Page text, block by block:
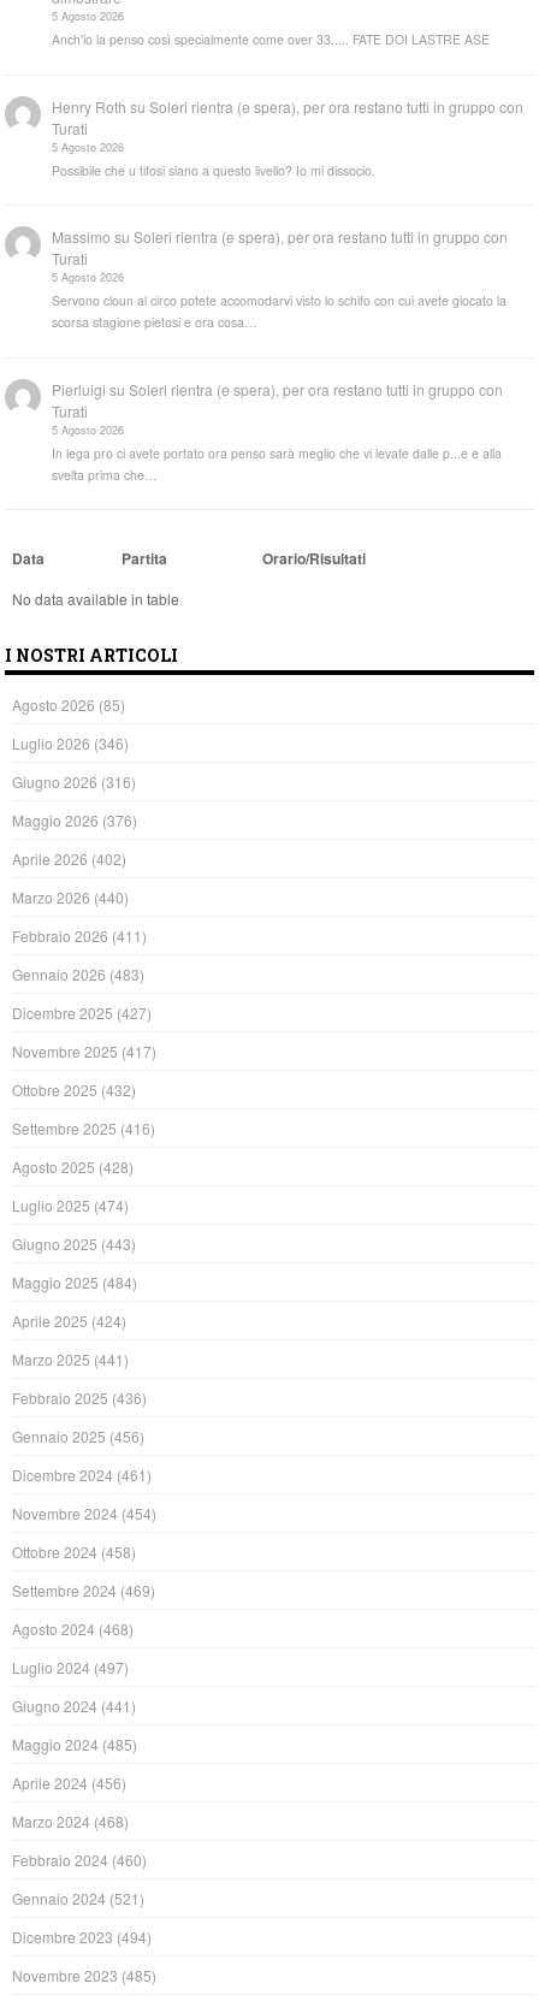
5 Agosto 2026
Anch'io la penso così specialmente come over 33..... FATE DOI LASTRE ASE
Henry Roth suSoleri rientra (e spera), per ora restano tutti in gruppo con
Turati
5 Agosto 2026
Possibile che u tifosi siano a questo livello? Io mi dissocio.
Massimo suSoleri rientra (e spera), per ora restano tutti in gruppo con
Turati
5 Agosto 2026
Servono cloun al circo potete accomodarvi visto lo schifo con cui avete giocato la
scorsa stagione pietosi e ora cosa…
Pierluigi suSoleri rientra (e spera), per ora restano tutti in gruppo con
Turati
5 Agosto 2026
In lega pro ci avete portato ora penso sarà meglio che vi levate dalle p...e e alla
svelta prima che…
Data Partita Orario/Risultati
No data available in table
I NOSTRI ARTICOLI
Agosto 2026 (85)
Luglio 2026 (346)
Giugno 2026 (316)
Maggio 2026 (376)
Aprile 2026 (402)
Marzo 2026 (440)
Febbraio 2026 (411)
Gennaio 2026 (483)
Dicembre 2025 (427)
Novembre 2025 (417)
Ottobre 2025 (432)
Settembre 2025 (416)
Agosto 2025 (428)
Luglio 2025 (474)
Giugno 2025 (443)
Maggio 2025 (484)
Aprile 2025 (424)
Marzo 2025 (441)
Febbraio 2025 (436)
Gennaio 2025 (456)
Dicembre 2024 (461)
Novembre 2024 (454)
Ottobre 2024 (458)
Settembre 2024 (469)
Agosto 2024 (468)
Luglio 2024 (497)
Giugno 2024 (441)
Maggio 2024 (485)
Aprile 2024 (456)
Marzo 2024 (468)
Febbraio 2024 (460)
Gennaio 2024 (521)
Dicembre 2023 (494)
Novembre 2023 (485)